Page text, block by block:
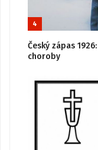
4
Český zápas
choroby